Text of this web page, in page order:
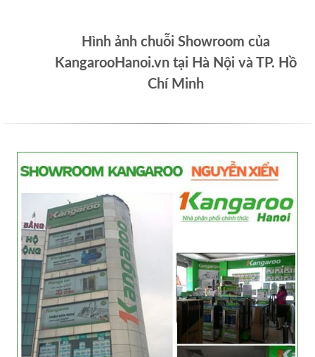
Hình ảnh chuỗi Showroom của
KangarooHanoi.vn tại Hà Nội và TP. Hồ
Chí Minh